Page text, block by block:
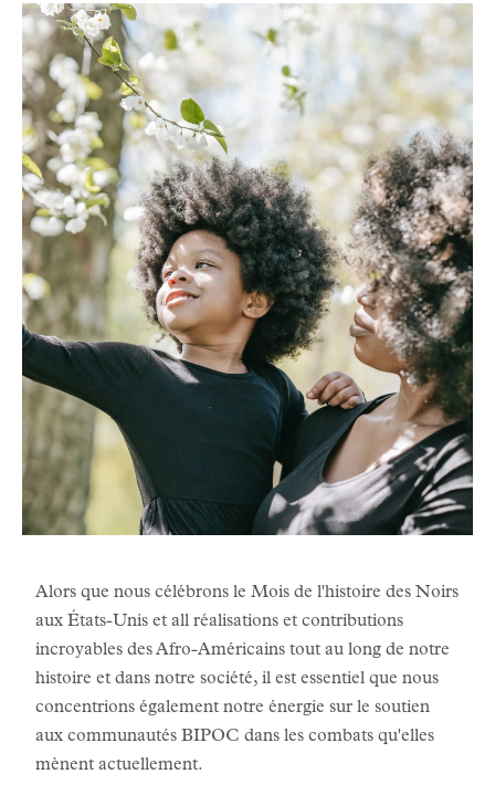
Alors que nous célébrons le Mois de l'histoire des Noirs
aux États-Unis et all réalisations et contributions
incroyables des Afro-Américains tout au long de notre
histoire et dans notre société, il est essentiel que nous
concentrions également notre énergie sur le soutien
aux communautés BIPOC dans les combats qu'elles
mènent actuellement.